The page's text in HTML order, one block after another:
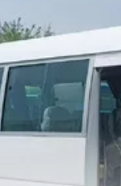
KAMI
TUR
PABRIK
KONTROL
KUALITAS